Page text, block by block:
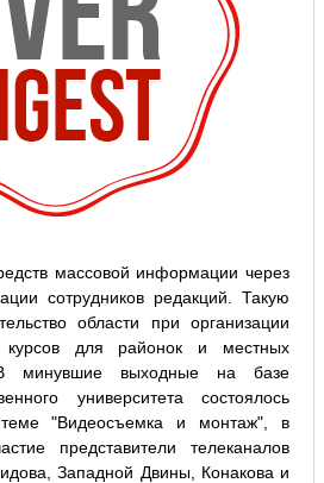
массовой информации через
сотрудников редакций. Такую
области при организации
курсов для районок и местных
В минувшие выходные на базе
университета состоялось
"Видеосъемка и монтаж", в
представители телеканалов
Западной Двины, Конакова и